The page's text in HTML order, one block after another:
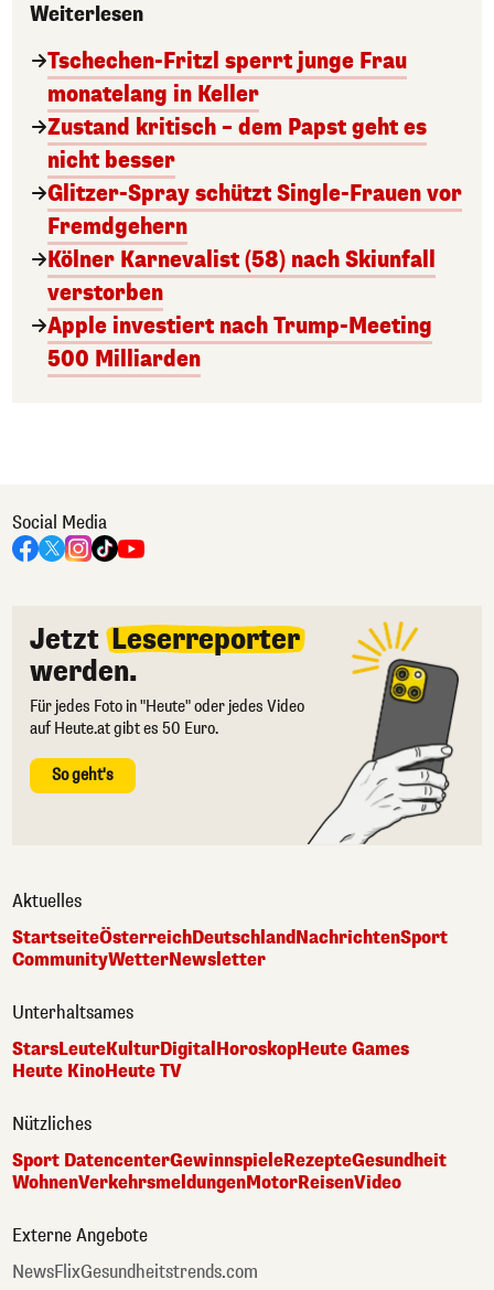
Weiterlesen
Tschechen-Fritzl sperrt junge Frau
monatelang in Keller
Zustand kritisch – dem Papst geht es
nicht besser
Glitzer-Spray schützt Single-Frauen vor
Fremdgehern
Kölner Karnevalist (58) nach Skiunfall
verstorben
Apple investiert nach Trump-Meeting
500 Milliarden
Social Media
Jetzt Leserreporter
werden.
Für jedes Foto in "Heute" oder jedes Video
auf Heute.at gibt es 50 Euro.
So geht's
Aktuelles
StartseiteÖsterreichDeutschlandNachrichtenSport
CommunityWetterNewsletter
Unterhaltsames
StarsLeuteKulturDigital HoroskopHeute Games
Heute KinoHeute TV
Nützliches
Sport DatencenterGewinnspieleRezepteGesundheit
WohnenVerkehrsmeldungenMotorReisenVideo
Externe Angebote
NewsFlixGesundheitstrends.com